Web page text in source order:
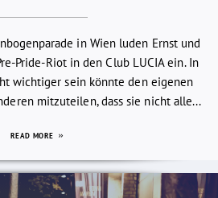
in Wien luden Ernst und
Pride-Riot in den Club LUCIA ein. In
wichtiger sein könnte den eigenen
mitzuteilen, dass sie nicht alle...
READ MORE